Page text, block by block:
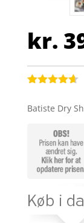
kr.
ud af 5
kundebedø
mmelser
Batiste Dry